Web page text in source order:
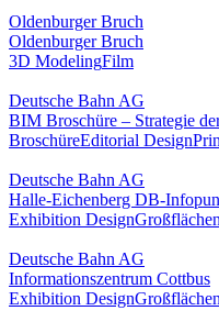
Oldenburger Bruch
Oldenburger Bruch
3D ModelingFilm
Deutsche Bahn AG
BIM Broschüre – Strategie
BroschüreEditorial Design
Deutsche Bahn AG
Halle-Eichenberg DB-
Exhibition DesignGroßflächen
Deutsche Bahn AG
Informationszentrum Cottbus
Exhibition DesignGroßflächen